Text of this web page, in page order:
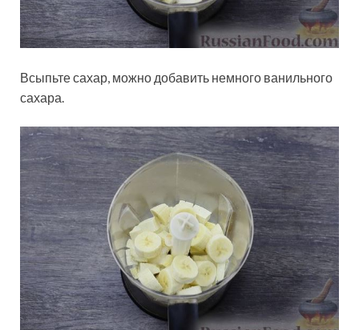
Всыпьте сахар, можно добавить немного ванильного
сахара.